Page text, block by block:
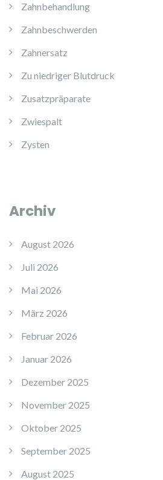
Zahnbehandlung
Zahnbeschwerden
Zahnersatz
Zu niedriger Blutdruck
Zusatzpräparate
Zwiespalt
Zysten
Archiv
August 2026
Juli 2026
Mai 2026
März 2026
Februar 2026
Januar 2026
Dezember 2025
November 2025
Oktober 2025
September 2025
August 2025